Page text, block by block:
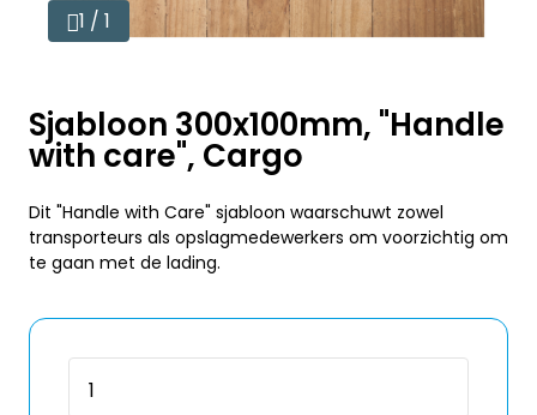
1 / 1
Sjabloon 300x100mm, "Handle
with care", Cargo
Dit "Handle with Care" sjabloon waarschuwt zowel
transporteurs als opslagmedewerkers om voorzichtig om
te gaan met de lading.